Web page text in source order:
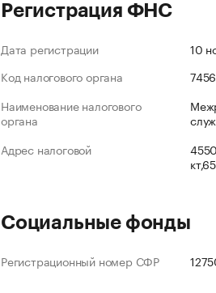
Регистрация ФНС
Дата регистрации
10
Код налогового органа
7456
Наименование налогового
органа
Адрес налоговой
кт,65
Социальные фонды
Регистрационный номер СФР